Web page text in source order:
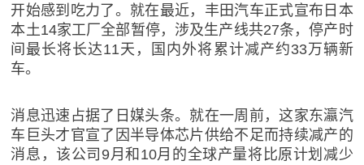
开始感到吃力了。就在最近，丰田汽车正式宣布日本
本土14家工厂全部暂停，涉及生产线共27条，停产时
间最长将长达11天，国内外将累计减产约33万辆新
车。
消息迅速占据了日媒头条。就在一周前，这家东瀛汽
车巨头才官宣了因半导体芯片供给不足而持续减产的
消息，该公司9月和10月的全球产量将比原计划减少